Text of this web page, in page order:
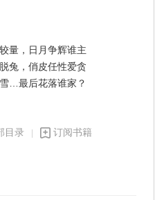
量，日月争辉谁主
兔，俏皮任性爱贪
…最后花落谁家？
唤术，魔法，精
，他选择不再退守
目录 订阅书籍